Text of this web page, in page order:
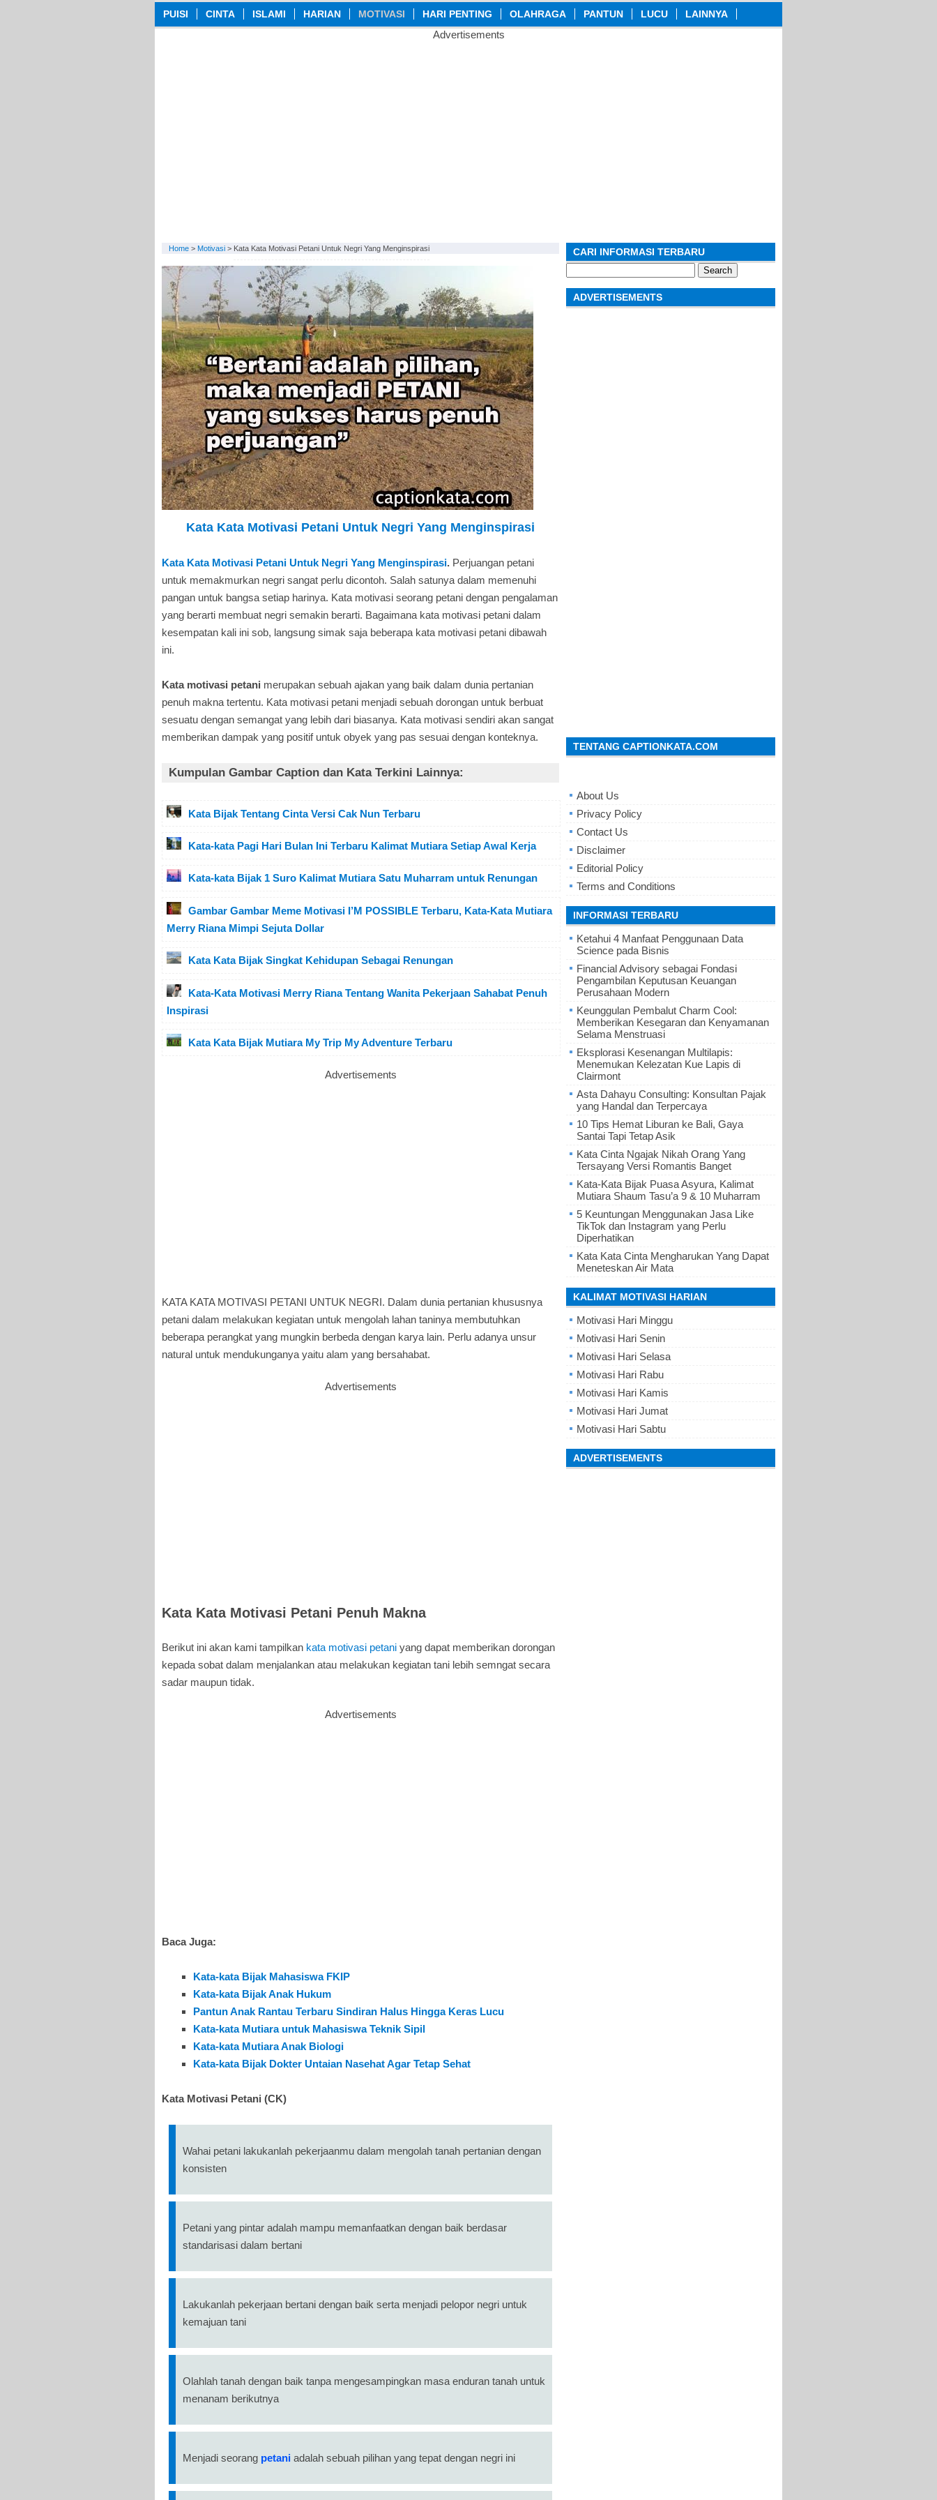
PUISI CINTA ISLAMI HARIAN MOTIVASI HARI PENTING OLAHRAGA PANTUN LUCU LAINNYA
Advertisements
Home > Motivasi > Kata Kata Motivasi Petani Untuk Negri Yang Menginspirasi
Kata Kata Motivasi Petani Untuk Negri Yang Menginspirasi
Kata Kata Motivasi Petani Untuk Negri Yang Menginspirasi. Perjuangan petani
untuk memakmurkan negri sangat perlu dicontoh. Salah satunya dalam memenuhi
pangan untuk bangsa setiap harinya. Kata motivasi seorang petani dengan pengalaman
yang berarti membuat negri semakin berarti. Bagaimana kata motivasi petani dalam
kesempatan kali ini sob, langsung simak saja beberapa kata motivasi petani dibawah
ini.
Kata motivasi petani merupakan sebuah ajakan yang baik dalam dunia pertanian
penuh makna tertentu. Kata motivasi petani menjadi sebuah dorongan untuk berbuat
sesuatu dengan semangat yang lebih dari biasanya. Kata motivasi sendiri akan sangat
memberikan dampak yang positif untuk obyek yang pas sesuai dengan konteknya.
Kumpulan Gambar Caption dan Kata Terkini Lainnya:
Kata Bijak Tentang Cinta Versi Cak Nun Terbaru
Kata-kata Pagi Hari Bulan Ini Terbaru Kalimat Mutiara Setiap Awal Kerja
Kata-kata Bijak 1 Suro Kalimat Mutiara Satu Muharram untuk Renungan
Gambar Gambar Meme Motivasi I’M POSSIBLE Terbaru, Kata-Kata Mutiara
Merry Riana Mimpi Sejuta Dollar
Kata Kata Bijak Singkat Kehidupan Sebagai Renungan
Kata-Kata Motivasi Merry Riana Tentang Wanita Pekerjaan Sahabat Penuh
Inspirasi
Kata Kata Bijak Mutiara My Trip My Adventure Terbaru
Advertisements
KATA KATA MOTIVASI PETANI UNTUK NEGRI. Dalam dunia pertanian khususnya
petani dalam melakukan kegiatan untuk mengolah lahan taninya membutuhkan
beberapa perangkat yang mungkin berbeda dengan karya lain. Perlu adanya unsur
natural untuk mendukunganya yaitu alam yang bersahabat.
Advertisements
Kata Kata Motivasi Petani Penuh Makna
Berikut ini akan kami tampilkan kata motivasi petani yang dapat memberikan dorongan
kepada sobat dalam menjalankan atau melakukan kegiatan tani lebih semngat secara
sadar maupun tidak.
Advertisements
Baca Juga:
Kata-kata Bijak Mahasiswa FKIP
Kata-kata Bijak Anak Hukum
Pantun Anak Rantau Terbaru Sindiran Halus Hingga Keras Lucu
Kata-kata Mutiara untuk Mahasiswa Teknik Sipil
Kata-kata Mutiara Anak Biologi
Kata-kata Bijak Dokter Untaian Nasehat Agar Tetap Sehat
Kata Motivasi Petani (CK)
Wahai petani lakukanlah pekerjaanmu dalam mengolah tanah pertanian dengan
konsisten
Petani yang pintar adalah mampu memanfaatkan dengan baik berdasar
standarisasi dalam bertani
Lakukanlah pekerjaan bertani dengan baik serta menjadi pelopor negri untuk
kemajuan tani
Olahlah tanah dengan baik tanpa mengesampingkan masa enduran tanah untuk
menanam berikutnya
Menjadi seorang petani adalah sebuah pilihan yang tepat dengan negri ini
CARI INFORMASI TERBARU
for:
ADVERTISEMENTS
TENTANG CAPTIONKATA.COM
About Us
Privacy Policy
Contact Us
Disclaimer
Editorial Policy
Terms and Conditions
INFORMASI TERBARU
Ketahui 4 Manfaat Penggunaan Data
Science pada Bisnis
Financial Advisory sebagai Fondasi
Pengambilan Keputusan Keuangan
Perusahaan Modern
Keunggulan Pembalut Charm Cool:
Memberikan Kesegaran dan Kenyamanan
Selama Menstruasi
Eksplorasi Kesenangan Multilapis:
Menemukan Kelezatan Kue Lapis di
Clairmont
Asta Dahayu Consulting: Konsultan Pajak
yang Handal dan Terpercaya
10 Tips Hemat Liburan ke Bali, Gaya
Santai Tapi Tetap Asik
Kata Cinta Ngajak Nikah Orang Yang
Tersayang Versi Romantis Banget
Kata-Kata Bijak Puasa Asyura, Kalimat
Mutiara Shaum Tasu’a 9 & 10 Muharram
5 Keuntungan Menggunakan Jasa Like
TikTok dan Instagram yang Perlu
Diperhatikan
Kata Kata Cinta Mengharukan Yang Dapat
Meneteskan Air Mata
KALIMAT MOTIVASI HARIAN
Motivasi Hari Minggu
Motivasi Hari Senin
Motivasi Hari Selasa
Motivasi Hari Rabu
Motivasi Hari Kamis
Motivasi Hari Jumat
Motivasi Hari Sabtu
ADVERTISEMENTS